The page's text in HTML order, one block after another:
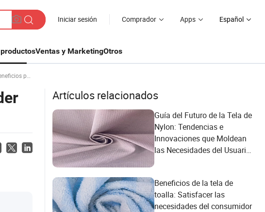
Iniciar sesión Comprador Apps Español
Ventas y MarketingOtros
modernos
Artículos relacionados
Guía del Futuro de la Tela de
Nylon: Tendencias e
Innovaciones que Moldean
las Necesidades del Usuario
Beneficios de la tela de
toalla: Satisfacer las
necesidades del consumidor